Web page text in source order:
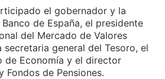
el gobernador y la
de España, el presidente
del Mercado de Valores
secretaria general del Tesoro, el
de Economía y el director
Fondos de Pensiones.